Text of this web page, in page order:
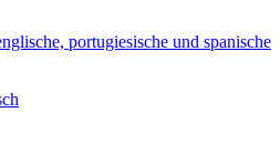
portugiesische und spanische